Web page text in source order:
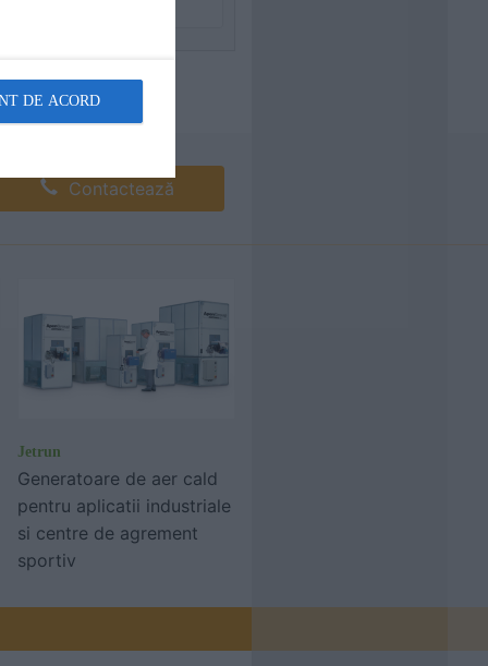
Contactează
Jetrun
Generatoare de aer cald
pentru aplicatii industriale
si centre de agrement
sportiv
DE ACORD